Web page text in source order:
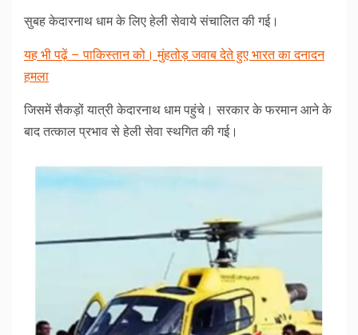
सुबह केदारनाथ धाम के लिए हेली सेवाये संचालित की गई।
यह भी पढ़ें – पाकिस्तान को। मुंहतोड़ जवाब देते हुए भारत का दनादन
हमला
जिसमें सैकड़ों यात्री केदारनाथ धाम पहुंचे। सरकार के फरमान आने के
बाद तत्काल प्रभाव से हेली सेवा स्थगित की गई।